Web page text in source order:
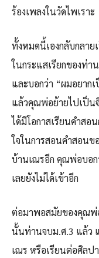
ร้องเพลงในวัดไพเราะ
ทั้งหมดนี้เองกลับกลา
ในกระแสเรียกของท่
และบอกว่า “ผมอยาก
แล้วคุณพ่อย้ายไปเป็น
ได้มีโอกาสเรียนคำส
ใจในการสอนคำสอนข
บ้านเณรอีก คุณพ่อบอก
เลยยังไม่ได้เข้าอีก
ต่อมาพอสมัยของคุณพ่
นั้นท่านจบม.ศ.3 แล้ว แ
เณร หรือเรียนต่อศิลป